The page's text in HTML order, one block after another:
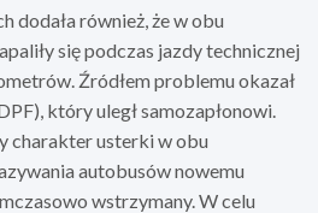
dodała również, że w obu
się podczas jazdy technicznej
Źródłem problemu okazał
który uległ samozapłonowi.
charakter usterki w obu
autobusów nowemu
wstrzymany. W celu